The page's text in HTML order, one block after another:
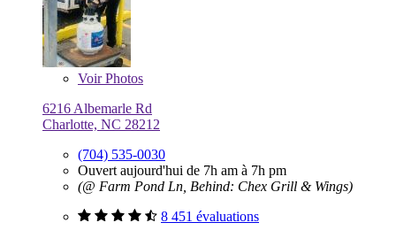
VoirPhotos
6216 Albemarle Rd
Charlotte, NC 28212
(704) 535-0030
Ouvert aujourd'hui de 7h am à 7h pm
(@ Farm Pond Ln, Behind: Chex Grill & Wings)
8 451 évaluations